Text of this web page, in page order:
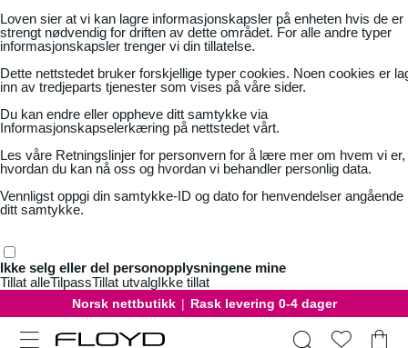
Loven sier at vi kan lagre informasjonskapsler på enheten hvis de er
strengt nødvendig for driften av dette området. For alle andre typer
informasjonskapsler trenger vi din tillatelse.
Dette nettstedet bruker forskjellige typer cookies. Noen cookies er
inn av tredjeparts tjenester som vises på våre sider.
Du kan endre eller oppheve ditt samtykke via
Informasjonskapselerkæring på nettstedet vårt.
Les våre Retningslinjer for personvern for å lære mer om hvem vi er,
hvordan du kan nå oss og hvordan vi behandler personlig data.
Vennligst oppgi din samtykke-ID og dato for henvendelser angående
ditt samtykke.
Ikke selg eller del personopplysningene mine
Tillat alleTilpassTillat utvalgIkke tillat
Norsk nettbutikk | Rask levering 0-4 dager